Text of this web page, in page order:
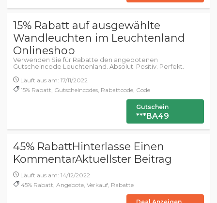
15% Rabatt auf ausgewählte
Wandleuchten im Leuchtenland
Onlineshop
Verwenden Sie für Rabatte den angebotenen
Gutscheincode Leuchtenland. Absolut. Positiv. Perfekt.
Läuft aus am: 17/11/2022
15% Rabatt, Gutscheincodes, Rabattcode, Code
Gutschein
***BA49
45% RabattHinterlasse Einen
KommentarAktuellster Beitrag
Läuft aus am: 14/12/2022
45% Rabatt, Angebote, Verkauf, Rabatte